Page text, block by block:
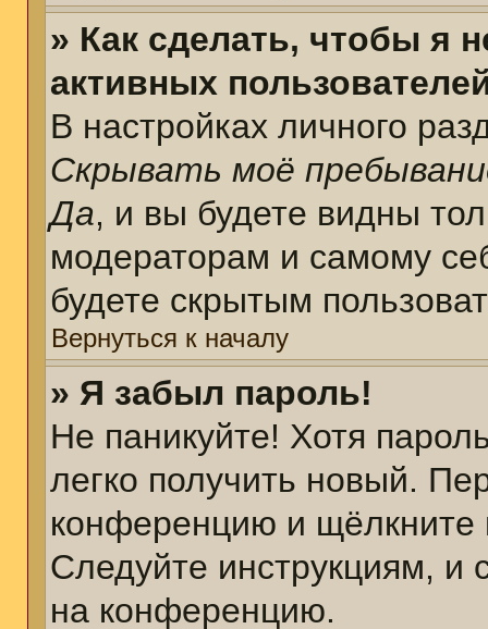
» Как сделать, чтобы я
активных
В настройках личного
Скрывать моё
Да, и вы будете видны
модераторам и самому
будете скрытым
Вернуться к началу
» Я забыл пароль!
Не паникуйте! Хотя
легко получить новый.
конференцию и щёлкните
Следуйте инструкциям, и
на конференцию.